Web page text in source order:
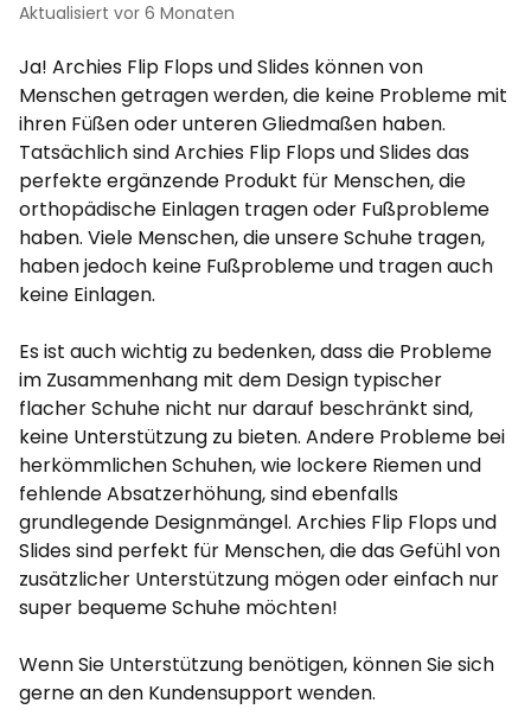
Aktualisiert vor 6 Monaten
Ja! Archies Flip Flops und Slides können von
Menschen getragen werden, die keine Probleme mit
ihren Füßen oder unteren Gliedmaßen haben.
Tatsächlich sind Archies Flip Flops und Slides das
perfekte ergänzende Produkt für Menschen, die
orthopädische Einlagen tragen oder Fußprobleme
haben. Viele Menschen, die unsere Schuhe tragen,
haben jedoch keine Fußprobleme und tragen auch
keine Einlagen.
Es ist auch wichtig zu bedenken, dass die Probleme
im Zusammenhang mit dem Design typischer
flacher Schuhe nicht nur darauf beschränkt sind,
keine Unterstützung zu bieten. Andere Probleme bei
herkömmlichen Schuhen, wie lockere Riemen und
fehlende Absatzerhöhung, sind ebenfalls
grundlegende Designmängel. Archies Flip Flops und
Slides sind perfekt für Menschen, die das Gefühl von
zusätzlicher Unterstützung mögen oder einfach nur
super bequeme Schuhe möchten!
Wenn Sie Unterstützung benötigen, können Sie sich
gerne an den Kundensupport wenden.